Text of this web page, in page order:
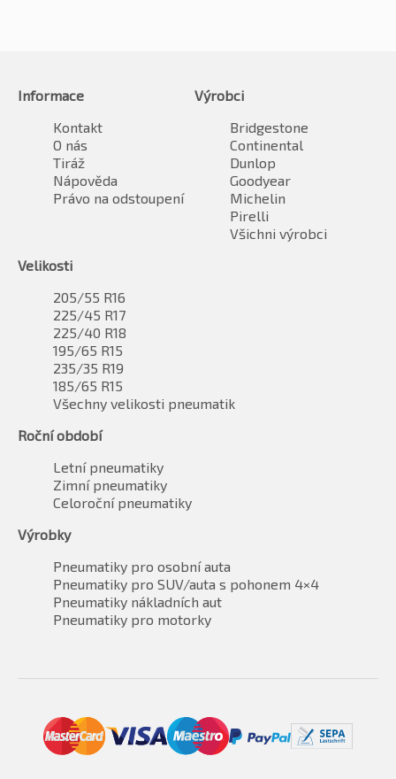
Informace
Kontakt
O nás
Tiráž
Nápověda
Právo na odstoupení
Výrobci
Bridgestone
Continental
Dunlop
Goodyear
Michelin
Pirelli
Všichni výrobci
Velikosti
205/55 R16
225/45 R17
225/40 R18
195/65 R15
235/35 R19
185/65 R15
Všechny velikosti pneumatik
Roční období
Letní pneumatiky
Zimní pneumatiky
Celoroční pneumatiky
Výrobky
Pneumatiky pro osobní auta
Pneumatiky pro SUV/auta s pohonem 4×4
Pneumatiky nákladních aut
Pneumatiky pro motorky